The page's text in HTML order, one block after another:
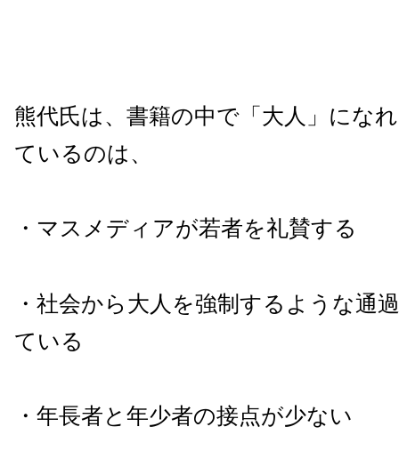
熊代氏は、書籍の中で「大人」にな
ているのは、
・マスメディアが若者を礼賛する
・社会から大人を強制するような通
ている
・年長者と年少者の接点が少ない